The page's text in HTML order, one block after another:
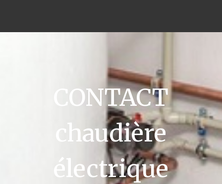
CONTACT
chaudière
électrique